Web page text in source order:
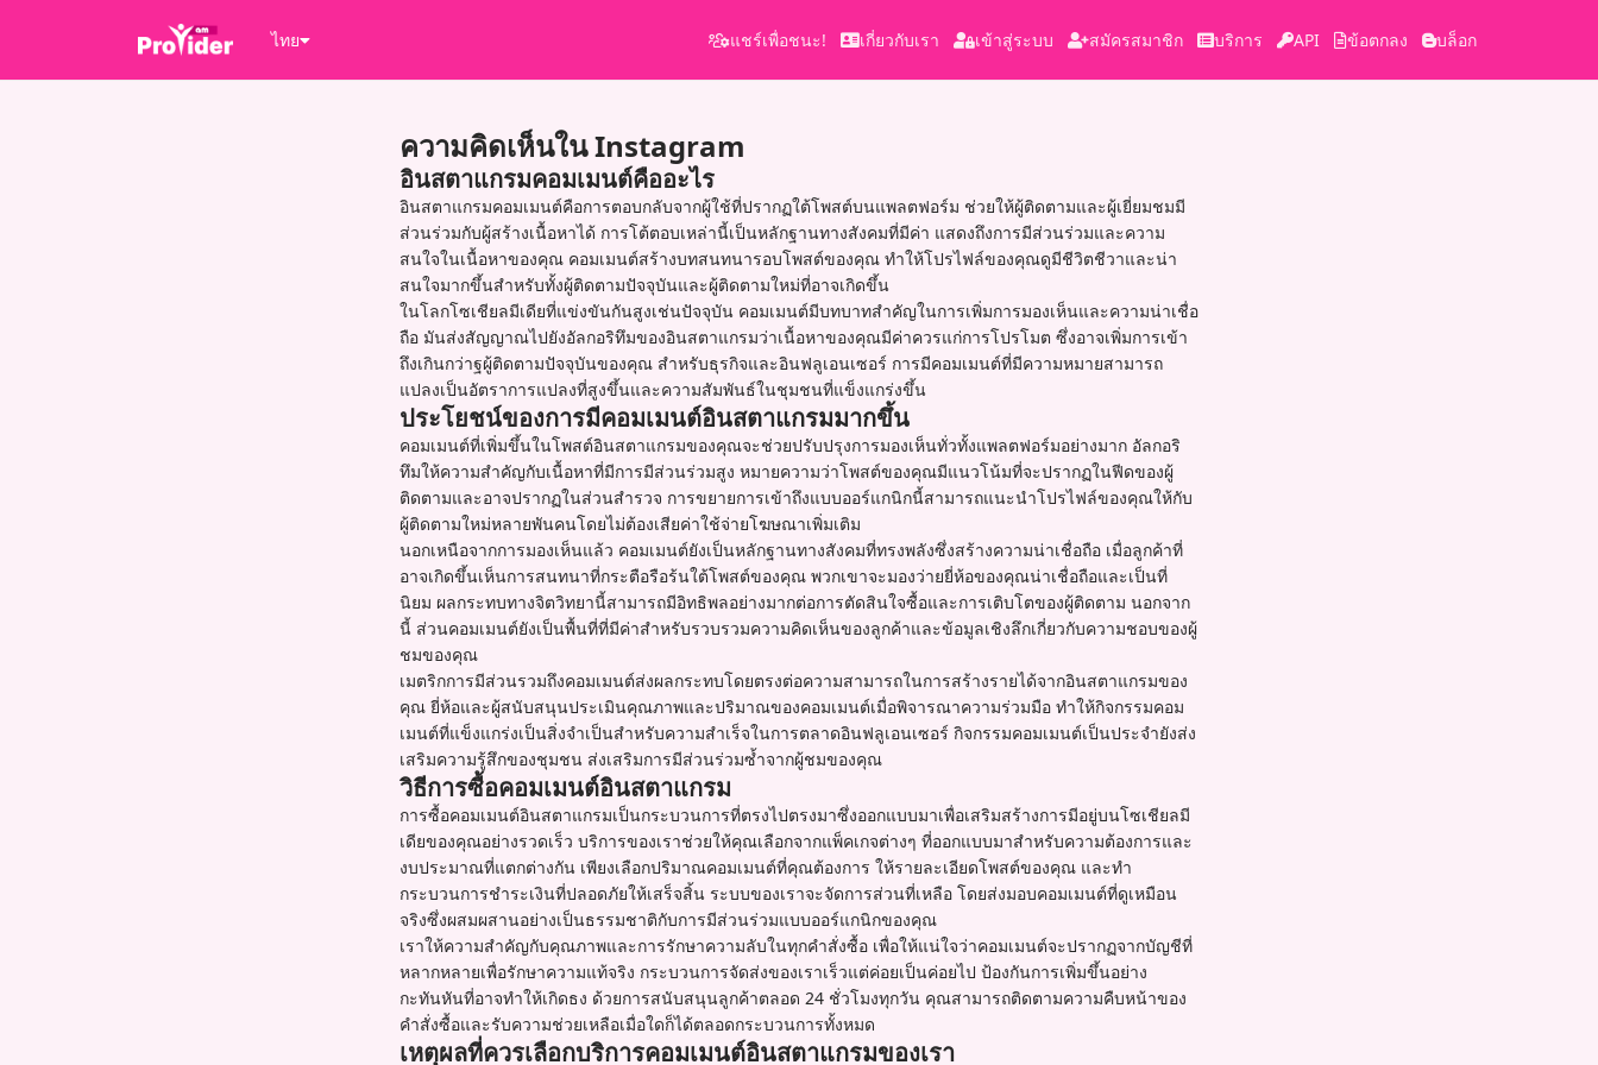
ไทย แชร์เพื่อชนะ! เกี่ยวกับเรา เข้าสู่ระบบ สมัครสมาชิก บริการ API ข้อตกลง บล็อก
ความคิดเห็นใน Instagram
อินสตาแกรมคอมเมนต์คืออะไร
อินสตาแกรมคอมเมนต์คือการตอบกลับจากผู้ใช้ที่ปรากฏใต้โพสต์บนแพลตฟอร์ม ช่วยให้ผู้ติดตามและผู้เยี่ยมชมมี
ส่วนร่วมกับผู้สร้างเนื้อหาได้ การโต้ตอบเหล่านี้เป็นหลักฐานทางสังคมที่มีค่า แสดงถึงการมีส่วนร่วมและความ
สนใจในเนื้อหาของคุณ คอมเมนต์สร้างบทสนทนารอบโพสต์ของคุณ ทำให้โปรไฟล์ของคุณดูมีชีวิตชีวาและน่า
สนใจมากขึ้นสำหรับทั้งผู้ติดตามปัจจุบันและผู้ติดตามใหม่ที่อาจเกิดขึ้น
ในโลกโซเชียลมีเดียที่แข่งขันกันสูงเช่นปัจจุบัน คอมเมนต์มีบทบาทสำคัญในการเพิ่มการมองเห็นและความน่าเชื่อ
ถือ มันส่งสัญญาณไปยังอัลกอริทึมของอินสตาแกรมว่าเนื้อหาของคุณมีค่าควรแก่การโปรโมต ซึ่งอาจเพิ่มการเข้า
ถึงเกินกว่าฐผู้ติดตามปัจจุบันของคุณ สำหรับธุรกิจและอินฟลูเอนเซอร์ การมีคอมเมนต์ที่มีความหมายสามารถ
แปลงเป็นอัตราการแปลงที่สูงขึ้นและความสัมพันธ์ในชุมชนที่แข็งแกร่งขึ้น
ประโยชน์ของการมีคอมเมนต์อินสตาแกรมมากขึ้น
คอมเมนต์ที่เพิ่มขึ้นในโพสต์อินสตาแกรมของคุณจะช่วยปรับปรุงการมองเห็นทั่วทั้งแพลตฟอร์มอย่างมาก อัลกอริ
ทึมให้ความสำคัญกับเนื้อหาที่มีการมีส่วนร่วมสูง หมายความว่าโพสต์ของคุณมีแนวโน้มที่จะปรากฏในฟีดของผู้
ติดตามและอาจปรากฏในส่วนสำรวจ การขยายการเข้าถึงแบบออร์แกนิกนี้สามารถแนะนำโปรไฟล์ของคุณให้กับ
ผู้ติดตามใหม่หลายพันคนโดยไม่ต้องเสียค่าใช้จ่ายโฆษณาเพิ่มเติม
นอกเหนือจากการมองเห็นแล้ว คอมเมนต์ยังเป็นหลักฐานทางสังคมที่ทรงพลังซึ่งสร้างความน่าเชื่อถือ เมื่อลูกค้าที่
อาจเกิดขึ้นเห็นการสนทนาที่กระตือรือร้นใต้โพสต์ของคุณ พวกเขาจะมองว่ายยี่ห้อของคุณน่าเชื่อถือและเป็นที่
นิยม ผลกระทบทางจิตวิทยานี้สามารถมีอิทธิพลอย่างมากต่อการตัดสินใจซื้อและการเติบโตของผู้ติดตาม นอกจาก
นี้ ส่วนคอมเมนต์ยังเป็นพื้นที่ที่มีค่าสำหรับรวบรวมความคิดเห็นของลูกค้าและข้อมูลเชิงลึกเกี่ยวกับความชอบของผู้
ชมของคุณ
เมตริกการมีส่วนรวมถึงคอมเมนต์ส่งผลกระทบโดยตรงต่อความสามารถในการสร้างรายได้จากอินสตาแกรมของ
คุณ ยี่ห้อและผู้สนับสนุนประเมินคุณภาพและปริมาณของคอมเมนต์เมื่อพิจารณาความร่วมมือ ทำให้กิจกรรมคอม
เมนต์ที่แข็งแกร่งเป็นสิ่งจำเป็นสำหรับความสำเร็จในการตลาดอินฟลูเอนเซอร์ กิจกรรมคอมเมนต์เป็นประจำยังส่ง
เสริมความรู้สึกของชุมชน ส่งเสริมการมีส่วนร่วมซ้ำจากผู้ชมของคุณ
วิธีการซื้อคอมเมนต์อินสตาแกรม
การซื้อคอมเมนต์อินสตาแกรมเป็นกระบวนการที่ตรงไปตรงมาซึ่งออกแบบมาเพื่อเสริมสร้างการมีอยู่บนโซเชียลมี
เดียของคุณอย่างรวดเร็ว บริการของเราช่วยให้คุณเลือกจากแพ็คเกจต่างๆ ที่ออกแบบมาสำหรับความต้องการและ
งบประมาณที่แตกต่างกัน เพียงเลือกปริมาณคอมเมนต์ที่คุณต้องการ ให้รายละเอียดโพสต์ของคุณ และทำ
กระบวนการชำระเงินที่ปลอดภัยให้เสร็จสิ้น ระบบของเราจะจัดการส่วนที่เหลือ โดยส่งมอบคอมเมนต์ที่ดูเหมือน
จริงซึ่งผสมผสานอย่างเป็นธรรมชาติกับการมีส่วนร่วมแบบออร์แกนิกของคุณ
เราให้ความสำคัญกับคุณภาพและการรักษาความลับในทุกคำสั่งซื้อ เพื่อให้แน่ใจว่าคอมเมนต์จะปรากฏจากบัญชีที่
หลากหลายเพื่อรักษาความแท้จริง กระบวนการจัดส่งของเราเร็วแต่ค่อยเป็นค่อยไป ป้องกันการเพิ่มขึ้นอย่าง
กะทันหันที่อาจทำให้เกิดธง ด้วยการสนับสนุนลูกค้าตลอด 24 ชั่วโมงทุกวัน คุณสามารถติดตามความคืบหน้าของ
คำสั่งซื้อและรับความช่วยเหลือเมื่อใดก็ได้ตลอดกระบวนการทั้งหมด
เหตุผลที่ควรเลือกบริการคอมเมนต์อินสตาแกรมของเรา